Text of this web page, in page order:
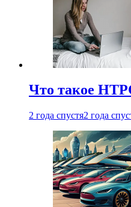
Что такое
2 года спустя2 года